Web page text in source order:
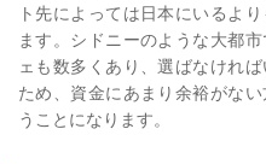
ト先によっては日本にいるよ
ます。シドニーのような大都
ェも数多くあり、選ばなけれ
ため、資金にあまり余裕がな
うことになります。